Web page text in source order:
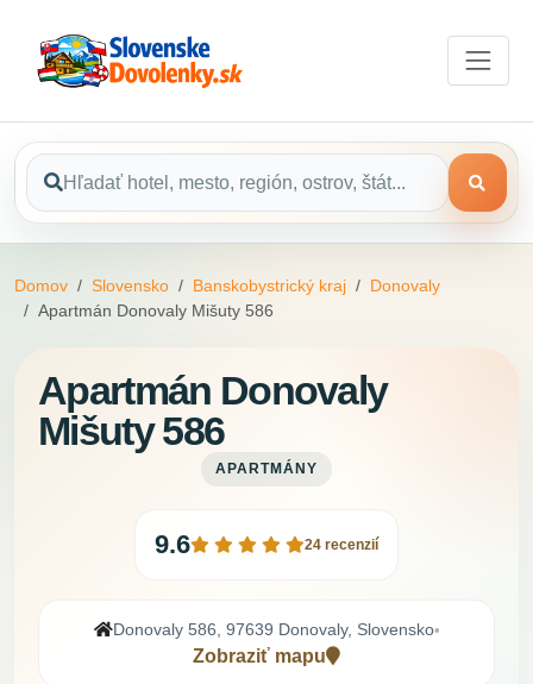
Domov Slovensko Banskobystrický kraj
Donovaly
Apartmán Donovaly Mišuty 586
Apartmán Donovaly
Mišuty 586
APARTMÁNY
9.6 24 recenzií
Donovaly 586, 97639 Donovaly, Slovensko•
Zobraziť mapu